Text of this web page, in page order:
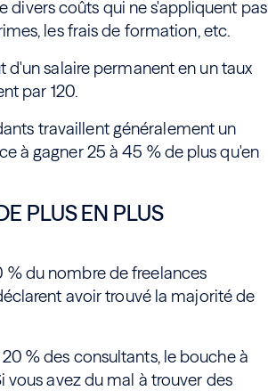
divers coûts qui ne s'appliquent pas
les frais de formation, etc.
salaire permanent en un taux
par 120.
travaillent généralement un
à gagner 25 à 45 % de plus qu'en
PLUS EN PLUS
% du nombre de freelances
avoir trouvé la majorité de
% des consultants, le bouche à
avez du mal à trouver des